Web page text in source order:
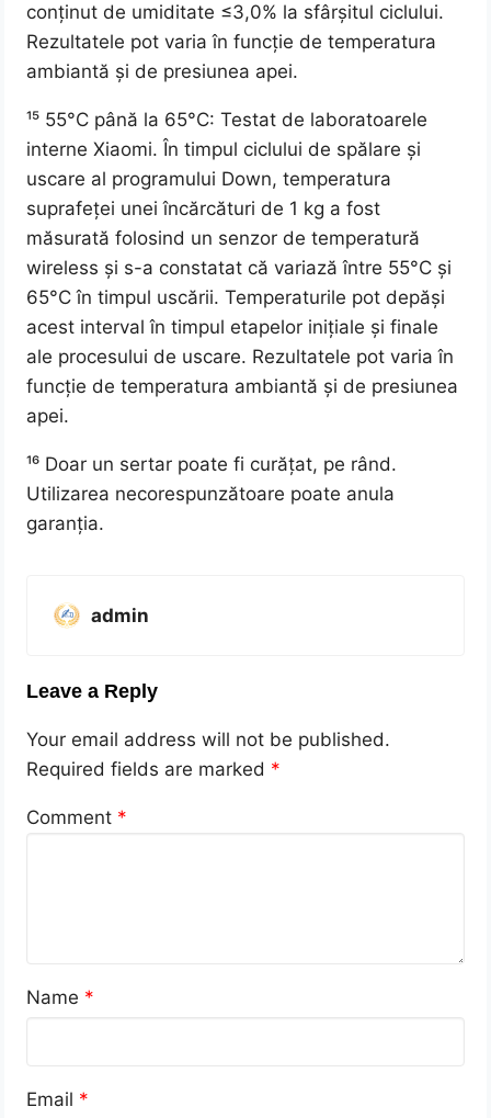
conținut de umiditate ≤3,0% la sfârșitul ciclului.
Rezultatele pot varia în funcție de temperatura
ambiantă și de presiunea apei.
¹⁵ 55°C până la 65°C: Testat de laboratoarele
interne Xiaomi. În timpul ciclului de spălare și
uscare al programului Down, temperatura
suprafeței unei încărcături de 1 kg a fost
măsurată folosind un senzor de temperatură
wireless și s-a constatat că variază între 55°C și
65°C în timpul uscării. Temperaturile pot depăși
acest interval în timpul etapelor inițiale și finale
ale procesului de uscare. Rezultatele pot varia în
funcție de temperatura ambiantă și de presiunea
apei.
¹⁶ Doar un sertar poate fi curățat, pe rând.
Utilizarea necorespunzătoare poate anula
garanția.
admin
Leave a Reply
Your email address will not be published.
Required fields are marked *
Comment *
Name *
Email *